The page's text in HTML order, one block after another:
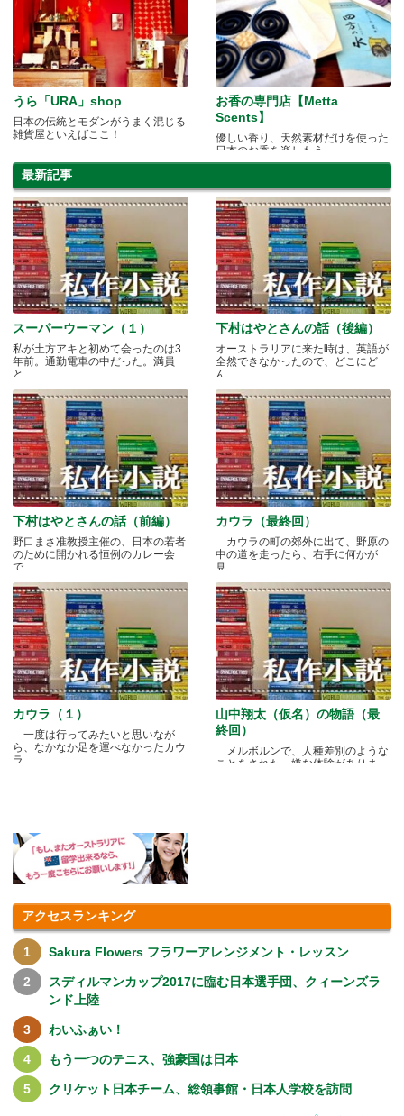
うら「URA」shop
日本の伝統とモダンがうまく混じる
雑貨屋といえばここ！
お香の専門店【Metta
Scents】
優しい香り、天然素材だけを使った
日本のお香を楽しもう
最新記事
スーパーウーマン（１）
私が土方アキと初めて会ったのは3
年前。通勤電車の中だった。満員
と.....
下村はやとさんの話（後編）
オーストラリアに来た時は、英語が
全然できなかったので、どこにど
ん.....
下村はやとさんの話（前編）
野口まさ准教授主催の、日本の若者
のために開かれる恒例のカレー会
で.....
カウラ（最終回）
カウラの町の郊外に出て、野原の
中の道を走ったら、右手に何かが
見.....
カウラ（１）
一度は行ってみたいと思いなが
ら、なかなか足を運べなかったカウ
ラ.....
山中翔太（仮名）の物語（最
終回）
メルボルンで、人種差別のような
ことをされた、嫌な体験がありま
アクセスランキング
Sakura Flowers フラワーアレンジメント・レッスン
スディルマンカップ2017に臨む日本選手団、クィーンズラ
ンド上陸
わいふぁい！
もう一つのテニス、強豪国は日本
クリケット日本チーム、総領事館・日本人学校を訪問